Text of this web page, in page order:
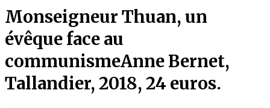
Monseigneur Thuan, un
évêque face au
communismeAnne Bernet,
Tallandier, 2018, 24 euros.